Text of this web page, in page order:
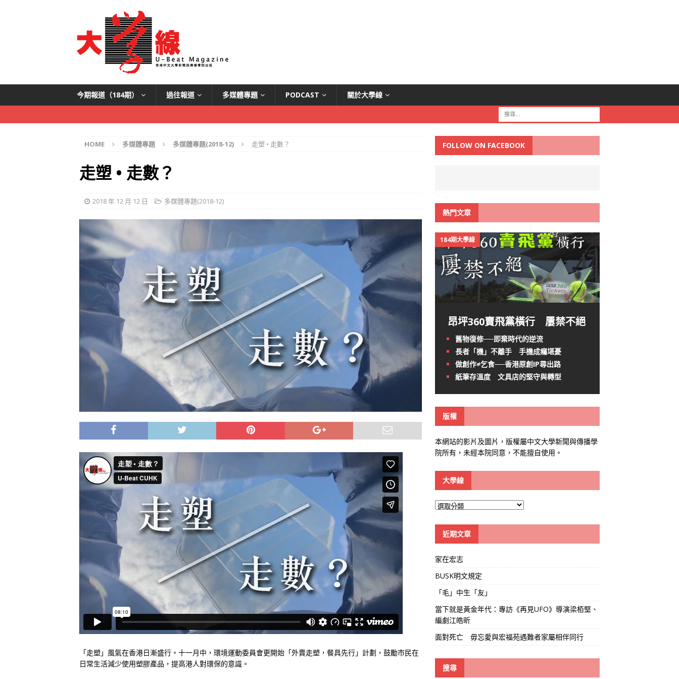
今期報道（184期） 過往報道 多媒體專題 PODCAST 關於大學線
HOME 多媒體專題 多媒體專題(2018-12) 走塑 • 走數？
走塑 • 走數？
2018 年 12 月 12 日 多媒體專題(2018-12)
「走塑」風氣在香港日漸盛行。十一月中，環境運動委員會更開始「外賣走塑，餐具先行」計劃，鼓勵市民在
日常生活減少使用塑膠產品，提高港人對環保的意識。
FOLLOW ON FACEBOOK
熱門文章
184期大學線
昂坪360賣飛黨橫行 屢禁不絕
舊物復修──即棄時代的逆流
長者「機」不離手 手機成癮堪憂
做創作≠乞食──香港原創IP尋出路
紙筆存溫度 文具店的堅守與轉型
版權
本網站的影片及圖片，版權屬中文大學新聞與傳播學
院所有，未經本院同意，不能擅自使用。
大學線
大
線
近期文章
家在宏志
BUSK明文規定
「毛」中生「友」
當下就是黃金年代：專訪《再見UFO》導演梁栢堅、
編劇江皓昕
面對死亡 毋忘愛與宏福苑遇難者家屬相伴同行
搜尋